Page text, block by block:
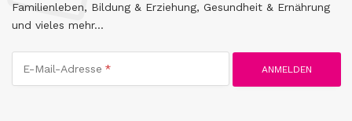
Familienleben, Bildung & Erziehung, Gesundheit & Ernährung
und vieles mehr...
E-Mail-Adresse